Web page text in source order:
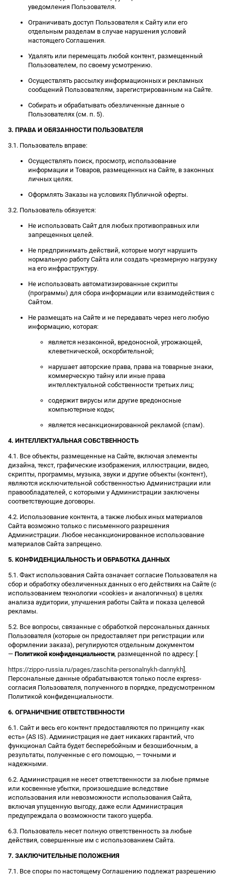
уведомления Пользователя.
Ограничивать доступ Пользователя к Сайту или его
отдельным разделам в случае нарушения условий
настоящего Соглашения.
Удалять или перемещать любой контент, размещенный
Пользователем, по своему усмотрению.
Осуществлять рассылку информационных и рекламных
сообщений Пользователям, зарегистрированным на Сайте.
Собирать и обрабатывать обезличенные данные о
Пользователях (см. п. 5).
3. ПРАВА И ОБЯЗАННОСТИ ПОЛЬЗОВАТЕЛЯ
3.1. Пользователь вправе:
Осуществлять поиск, просмотр, использование
информации и Товаров, размещенных на Сайте, в законных
личных целях.
Оформлять Заказы на условиях Публичной оферты.
3.2. Пользователь обязуется:
Не использовать Сайт для любых противоправных или
запрещенных целей.
Не предпринимать действий, которые могут нарушить
нормальную работу Сайта или создать чрезмерную нагрузку
на его инфраструктуру.
Не использовать автоматизированные скрипты
(программы) для сбора информации или взаимодействия с
Сайтом.
Не размещать на Сайте и не передавать через него любую
информацию, которая:
является незаконной, вредоносной, угрожающей,
клеветнической, оскорбительной;
нарушает авторские права, права на товарные знаки,
коммерческую тайну или иные права
интеллектуальной собственности третьих лиц;
содержит вирусы или другие вредоносные
компьютерные коды;
является несанкционированной рекламой (спам).
4. ИНТЕЛЛЕКТУАЛЬНАЯ СОБСТВЕННОСТЬ
4.1. Все объекты, размещенные на Сайте, включая элементы
дизайна, текст, графические изображения, иллюстрации, видео,
скрипты, программы, музыка, звуки и другие объекты (контент),
являются исключительной собственностью Администрации или
правообладателей, с которыми у Администрации заключены
соответствующие договоры.
4.2. Использование контента, а также любых иных материалов
Сайта возможно только с письменного разрешения
Администрации. Любое несанкционированное использование
материалов Сайта запрещено.
5. КОНФИДЕНЦИАЛЬНОСТЬ И ОБРАБОТКА ДАННЫХ
5.1. Факт использования Сайта означает согласие Пользователя на
сбор и обработку обезличенных данных о его действиях на Сайте (с
использованием технологии «cookies» и аналогичных) в целях
анализа аудитории, улучшения работы Сайта и показа целевой
рекламы.
5.2. Все вопросы, связанные с обработкой персональных данных
Пользователя (которые он предоставляет при регистрации или
оформлении заказа), регулируются отдельным документом
— Политикой конфиденциальности, размещенной по адресу: [
https://zippo-russia.ru/pages/zaschita-personalnykh-dannykh ].
Персональные данные обрабатываются только после express-
согласия Пользователя, полученного в порядке, предусмотренном
Политикой конфиденциальности.
6. ОГРАНИЧЕНИЕ ОТВЕТСТВЕННОСТИ
6.1. Сайт и весь его контент предоставляются по принципу «как
есть» (AS IS). Администрация не дает никаких гарантий, что
функционал Сайта будет бесперебойным и безошибочным, а
результаты, полученные с его помощью, — точными и
надежными.
6.2. Администрация не несет ответственности за любые прямые
или косвенные убытки, произошедшие вследствие
использования или невозможности использования Сайта,
включая упущенную выгоду, даже если Администрация
предупреждала о возможности такого ущерба.
6.3. Пользователь несет полную ответственность за любые
действия, совершенные им с использованием Сайта.
7. ЗАКЛЮЧИТЕЛЬНЫЕ ПОЛОЖЕНИЯ
7.1. Все споры по настоящему Соглашению подлежат разрешению